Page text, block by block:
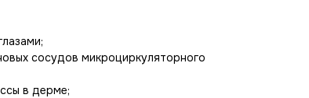
сосудов микроциркуляторного
в дерме;